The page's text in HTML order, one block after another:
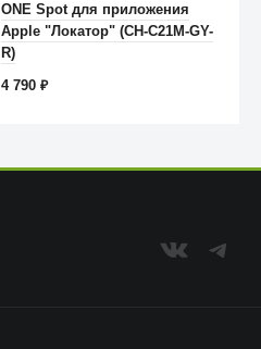
Anker
ONE Spot для приложения
Apple "Локатор" (CH-C21M-GY-
R)
4 790₽